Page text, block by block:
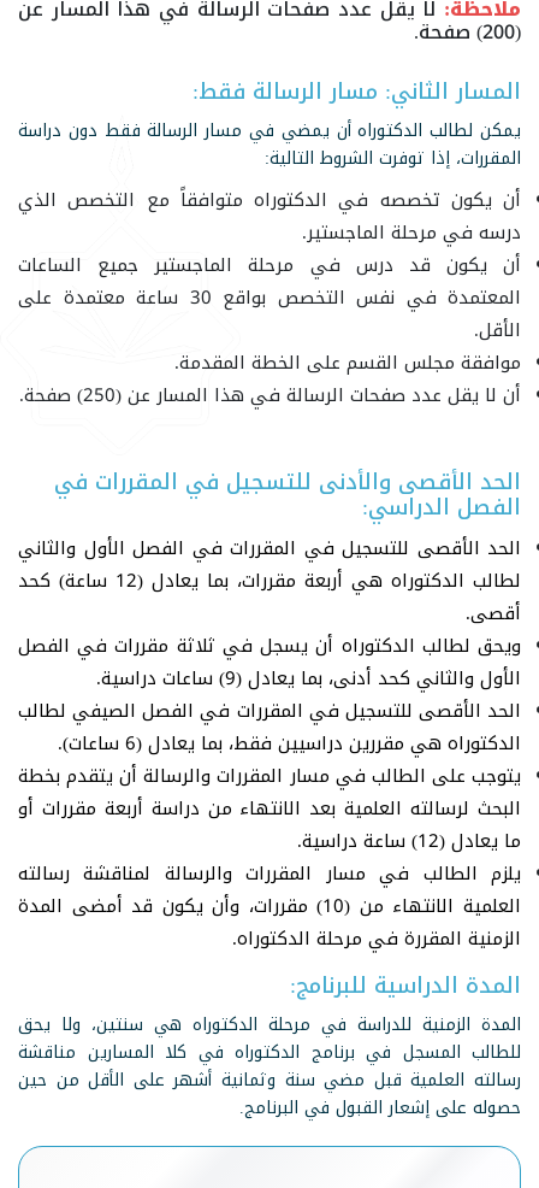
ملاحظة: لا يقل عدد صفحات الرسالة في هذا المسار عن
(200) صفحة.
المسار الثاني: مسار الرسالة فقط:
يمكن لطالب الدكتوراه أن يمضي في مسار الرسالة فقط دون دراسة
المقررات، إذا توفرت الشروط التالية:
أن يكون تخصصه في الدكتوراه متوافقاً مع التخصص الذي
درسه في مرحلة الماجستير.
أن يكون قد درس في مرحلة الماجستير جميع الساعات
المعتمدة في نفس التخصص بواقع 30 ساعة معتمدة على
الأقل.
موافقة مجلس القسم على الخطة المقدمة.
أن لا يقل عدد صفحات الرسالة في هذا المسار عن (250) صفحة.
الحد الأقصى والأدنى للتسجيل في المقررات في
الفصل الدراسي:
الحد الأقصى للتسجيل في المقررات في الفصل الأول والثاني
لطالب الدكتوراه هي أربعة مقررات، بما يعادل (12 ساعة) كحد
أقصى.
ويحق لطالب الدكتوراه أن يسجل في ثلاثة مقررات في الفصل
الأول والثاني كحد أدنى، بما يعادل (9) ساعات دراسية.
الحد الأقصى للتسجيل في المقررات في الفصل الصيفي لطالب
الدكتوراه هي مقررين دراسيين فقط، بما يعادل (6 ساعات).
يتوجب على الطالب في مسار المقررات والرسالة أن يتقدم بخطة
البحث لرسالته العلمية بعد الانتهاء من دراسة أربعة مقررات أو
ما يعادل (12) ساعة دراسية.
يلزم الطالب في مسار المقررات والرسالة لمناقشة رسالته
العلمية الانتهاء من (10) مقررات، وأن يكون قد أمضى المدة
الزمنية المقررة في مرحلة الدكتوراه.
المدة الدراسية للبرنامج:
المدة الزمنية للدراسة في مرحلة الدكتوراه هي سنتين، ولا يحق
للطالب المسجل في برنامج الدكتوراه في كلا المسارين مناقشة
رسالته العلمية قبل مضي سنة وثمانية أشهر على الأقل من حين
حصوله على إشعار القبول في البرنامج.